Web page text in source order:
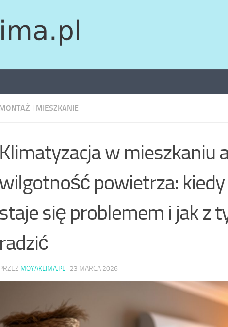
MONTAŻ I MIESZKANIE
Klimatyzacja w mieszkaniu
wilgotność powietrza:
staje się problemem i jak z
radzić
PRZEZ MOYAKLIMA.PL · 23 MARCA 2026